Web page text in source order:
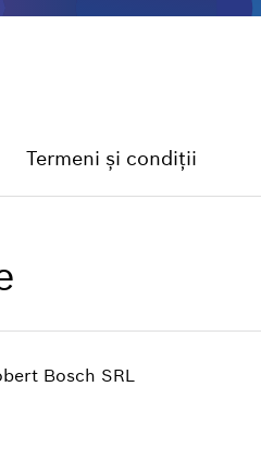
Termeni și condiții
Bosch SRL